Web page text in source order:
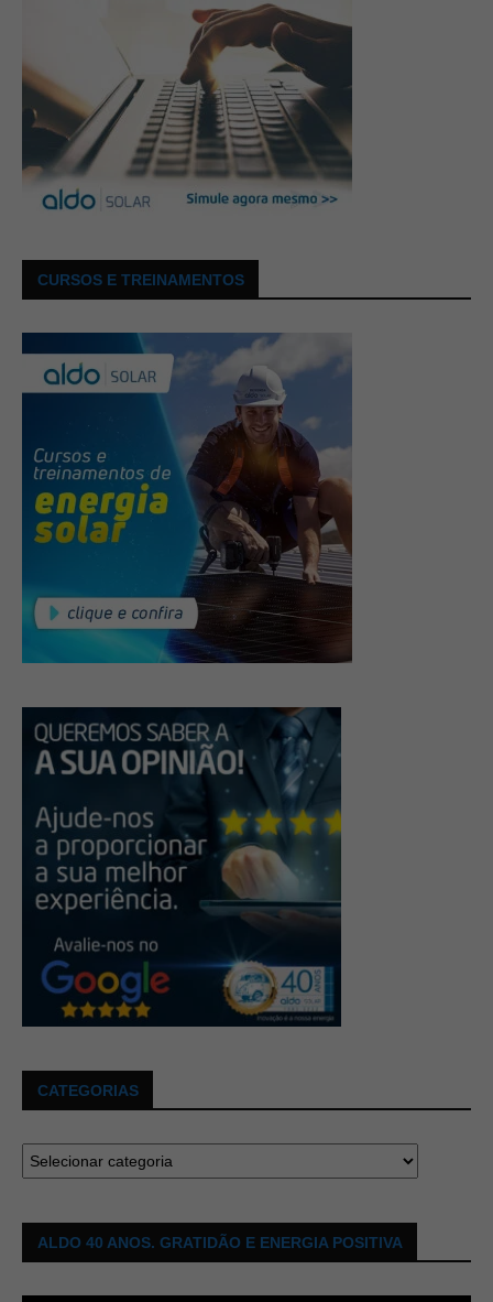
CURSOS E TREINAMENTOS
CATEGORIAS
ALDO 40 ANOS. GRATIDÃO E ENERGIA POSITIVA